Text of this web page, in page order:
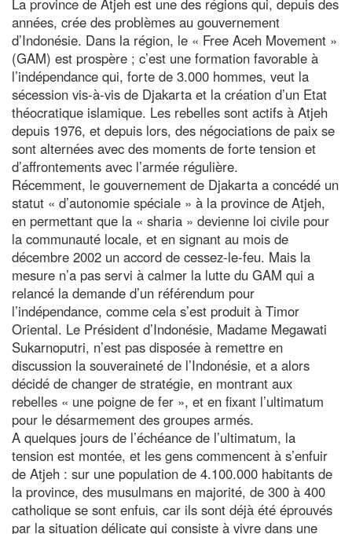
années, crée des problèmes au gouvernement
d’Indonésie. Dans la région, le « Free Aceh Movement »
(GAM) est prospère ; c’est une formation favorable à
l’indépendance qui, forte de 3.000 hommes, veut la
sécession vis-à-vis de Djakarta et la création d’un Etat
théocratique islamique. Les rebelles sont actifs à Atjeh
depuis 1976, et depuis lors, des négociations de paix se
sont alternées avec des moments de forte tension et
d’affrontements avec l’armée régulière.
Récemment, le gouvernement de Djakarta a concédé un
statut « d’autonomie spéciale » à la province de Atjeh,
en permettant que la « sharia » devienne loi civile pour
la communauté locale, et en signant au mois de
décembre 2002 un accord de cessez-le-feu. Mais la
mesure n’a pas servi à calmer la lutte du GAM qui a
relancé la demande d’un référendum pour
l’indépendance, comme cela s’est produit à Timor
Oriental. Le Président d’Indonésie, Madame Megawati
Sukarnoputri, n’est pas disposée à remettre en
discussion la souveraineté de l’Indonésie, et a alors
décidé de changer de stratégie, en montrant aux
rebelles « une poigne de fer », et en fixant l’ultimatum
pour le désarmement des groupes armés.
A quelques jours de l’échéance de l’ultimatum, la
tension est montée, et les gens commencent à s’enfuir
de Atjeh : sur une population de 4.100.000 habitants de
la province, des musulmans en majorité, de 300 à 400
catholique se sont enfuis, car ils sont déjà été éprouvés
par la situation délicate qui consiste à vivre dans une